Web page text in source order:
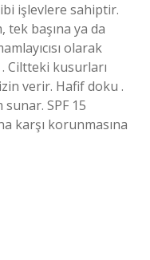
işlevlere sahiptir.
tek başına ya da
olarak
Ciltteki kusurları
verir. Hafif doku .
SPF 15
karşı korunmasına